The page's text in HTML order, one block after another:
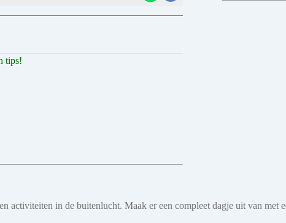
tips!
activiteiten in de buitenlucht. Maak er een compleet dagje uit van met